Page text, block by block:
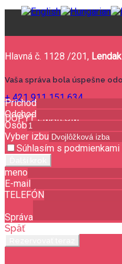
Hlavná č. 1128 /201, Lendak
+ 421 911 151 634
DOPYT EMAILOM
Vaša správa bola úspešne
Príchod
Odchod
Osôb
Vyber izbu
Súhlasím s podmienkami
meno
E-mail
TELEFÓN
Správa
Späť